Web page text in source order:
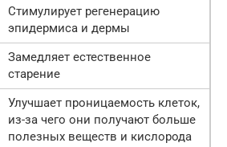
Стимулирует регенерацию
эпидермиса и дермы
Замедляет естественное
старение
Улучшает проницаемость клеток,
из-за чего они получают больше
полезных веществ и кислорода